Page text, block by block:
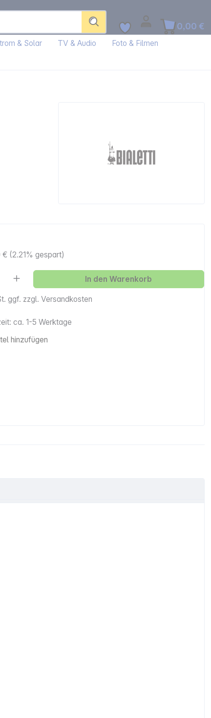
0,00 €
& Solar TV & Audio
Foto & Filmen
€ (2.21% gespart)
ggf. zzgl. Versandkosten
ca. 1-5 Werktage
Gib den gewünschten Wert ein
In den Warenkorb
hinzufügen